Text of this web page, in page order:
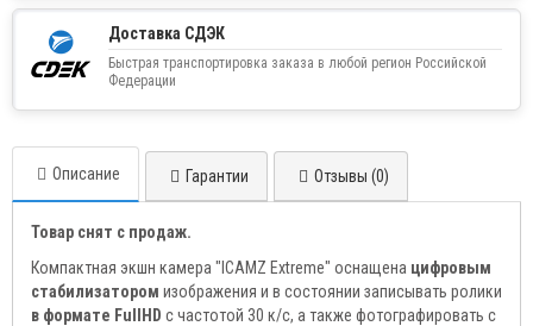
Доставка СДЭК
Быстрая транспортировка заказа в любой регион Российской
Федерации
Описание Гарантии Отзывы (0)
Товар снят с продаж.
Компактная экшн камера "ICAMZ Extreme" оснащена цифровым
стабилизатором изображения и в состоянии записывать ролики
в формате FullHD с частотой 30 к/с, а также фотографировать с